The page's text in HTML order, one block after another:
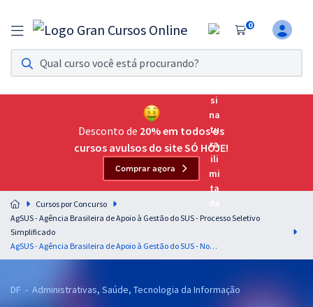
0
Assinatura Ilimitada 11
Acesso a todos os cursos. Teste grátis por 7 dias!
Assinatura OAB Até Passar
Acesso ilimitado a toda preparação para o Exame da
Residências Multiprofissionais
Preparação completa e intensiva para as principais
residências em saúde do Brasil
Concursos
Desconto de 20% em todos os
cursos avulsos do site SÓ HOJE!
Comprar agora
Cursos por Concurso
AgSUS - Agência Brasileira de Apoio à Gestão do SUS - Processo Seletivo
Simplificado
AgSUS - Agência Brasileira de Apoio à Gestão do SUS - Noções de Informática - Professor: Fabrício Melo
DF - Administrativas, Saúde, Tecnologia da Informação